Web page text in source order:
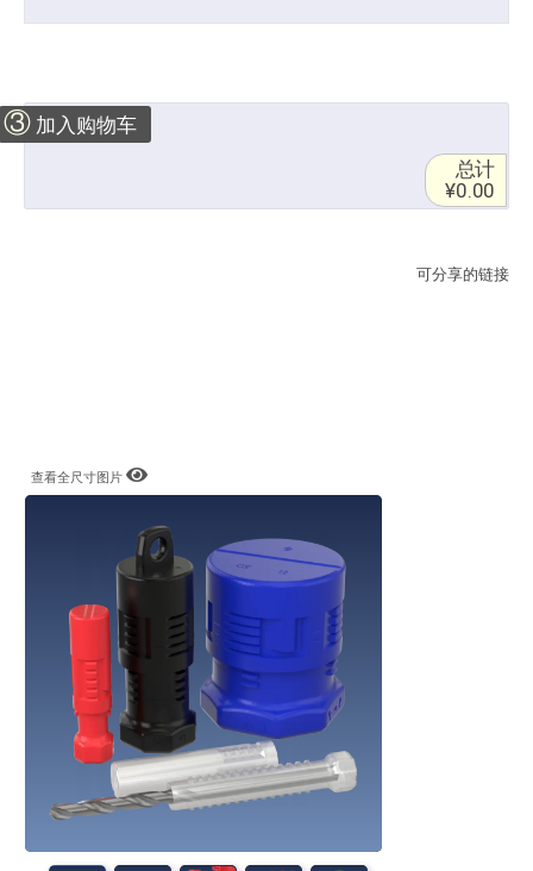
③ 加入购物车
总计
¥0.00
可分享的链接
查看全尺寸图片